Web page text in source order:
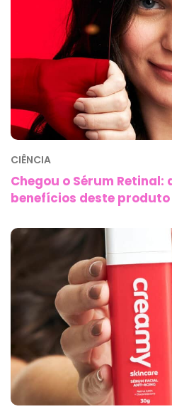
CIÊNCIA
Chegou o Sérum Retinal:
benefícios deste